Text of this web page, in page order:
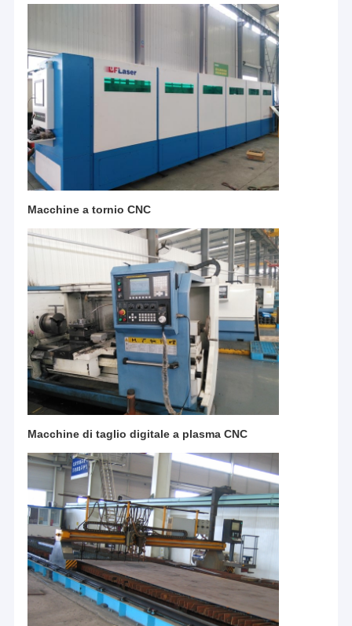
Casa.
Prodotti
Video
Macchine a tornio CNC
Macchine di taglio digitale a plasma CNC
Co., Ltd è un'impresa di produzione basata sulla